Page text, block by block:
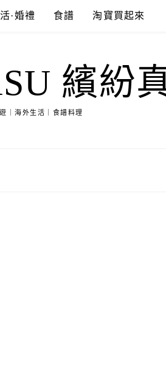
·婚禮 食譜 淘寶買起來
繽紛
｜海外生活｜食譜料理